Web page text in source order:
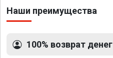
Наши преимущества
100% возврат денег